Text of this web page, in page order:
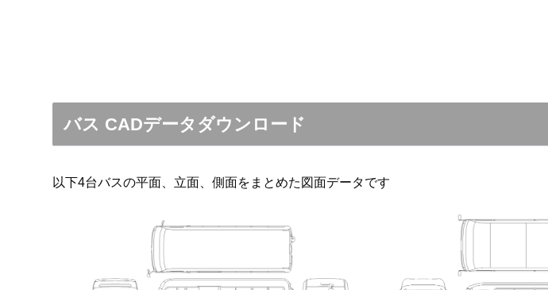
バス CADデータダウンロード
以下4台バスの平面、立面、側面をまとめた図面データです